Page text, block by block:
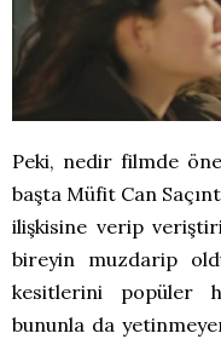
Peki, nedir filmde
başta Müfit Can
ilişkisine verip
bireyin muzdarip
kesitlerini popüler
bununla da